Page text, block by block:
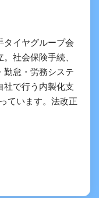
タイヤグループ会
社会保険手続、
勤怠・労務システ
社で行う内製化支
ています。法改正